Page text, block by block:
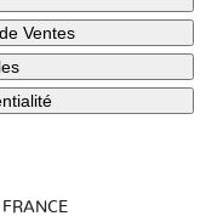
Ventes